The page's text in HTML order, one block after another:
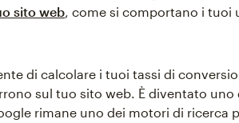
sito web, come si comportano i tuoi
di calcolare i tuoi tassi di
sul tuo sito web. È diventato uno
rimane uno dei motori di ricerca